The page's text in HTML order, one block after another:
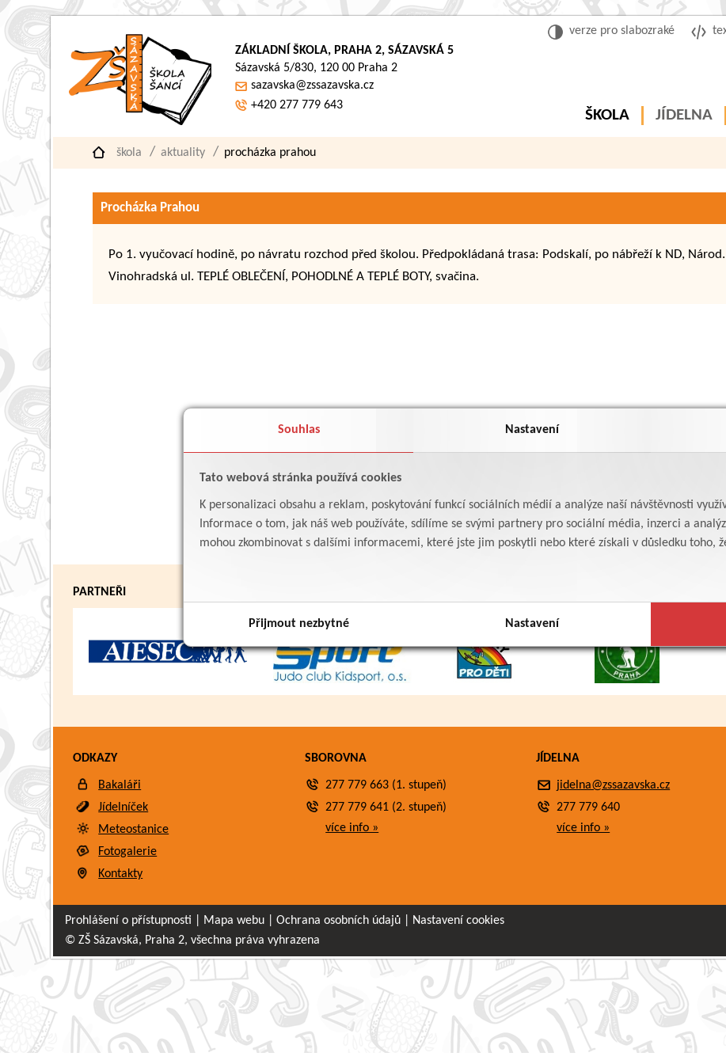
Souhlas Nastavení
Tato webová stránka používá cookies
K personalizaci obsahu a reklam, poskytování funkcí sociálních médií a analýze naší návštěvnosti
Informace o tom, jak náš web používáte, sdílíme se svými partnery pro sociální média, inzerci a
mohou zkombinovat s dalšími informacemi, které jste jim poskytli nebo které získali v důsledku toho,
Přijmout nezbytné Nastavení
verze pro slabozraké
ZÁKLADNÍ ŠKOLA, PRAHA 2, SÁZAVSKÁ 5
Sázavská 5/830, 120 00 Praha 2
sazavska@zssazavska.cz
+420 277 779 643
ŠKOLA JÍDELNA
škola aktuality procházka prahou
Procházka Prahou
Po 1. vyučovací hodině, po návratu rozchod před školou. Předpokládaná trasa: Podskalí, po nábřeží k ND,
Vinohradská ul. TEPLÉ OBLEČENÍ, POHODLNÉ A TEPLÉ BOTY, svačina.
PARTNEŘI
ODKAZY
Bakaláři
Jídelníček
Meteostanice
Fotogalerie
Kontakty
SBOROVNA
277 779 663 (1. stupeň)
277 779 641 (2. stupeň)
více info »
JÍDELNA
jidelna@zssazavska.cz
277 779 640
více info »
Prohlášení o přístupnosti Mapa webu |Ochrana osobních údajů
Nastavení cookies
© ZŠ Sázavská, Praha 2, všechna práva vyhrazena